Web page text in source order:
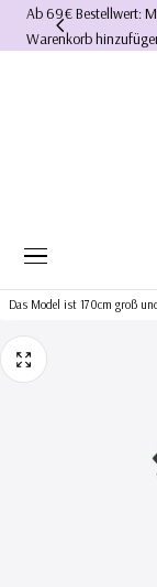
Ab 69€ Bestellwert:
Warenkorb
Das Model ist 170cm groß